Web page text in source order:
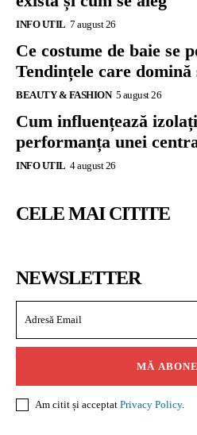
INFO UTIL 7 august 26
Ce costume de baie se
Tendințele care domină
BEAUTY & FASHION 5 august 26
Cum influențează
performanța unei
INFO UTIL 4 august 26
CELE MAI CITITE
NEWSLETTER
MĂ
Am citit și acceptat Privacy Policy.